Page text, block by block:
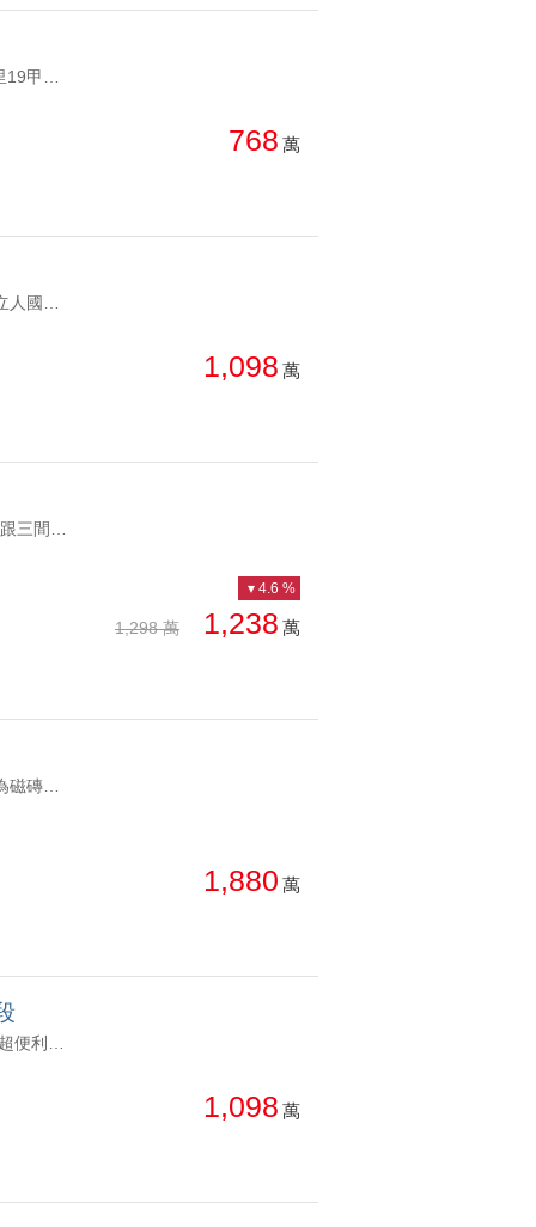
768 萬
1,098 萬
1,298 萬 1,238 萬
4.6 %
1,880 萬
1,098 萬